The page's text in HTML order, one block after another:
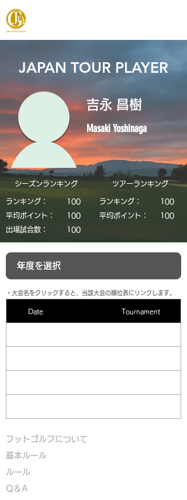
JAPAN TOUR PLAYER
吉永 昌樹
Masaki Yoshinaga
シーズンランキング
ランキング：
​100
平均ポイント：
​100
​出場試合数：
​100
​ツアーランキング
ランキング：
​100
平均ポイント：
​100
​・大会名をクリックすると、当該大会の順位表にリンクします。
Date Tournament
フットゴルフについて
基本ルール
ルール
Q＆A